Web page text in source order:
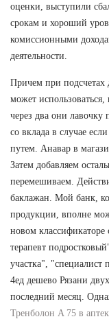
оценки, выступили
срокам и хороший
комиссионными
деятельности.
Причем при подсчетах
может
через два они лавочку
со вклада в случае
путем. Анавар в
Затем добавляем
перемешиваем.
баклажан. Мой банк,
продукции, вполне
новом классификаторе
терапевт
участка", "специалист
4ед дешево Рязани
последний месяц.
Тренболон A 75 в